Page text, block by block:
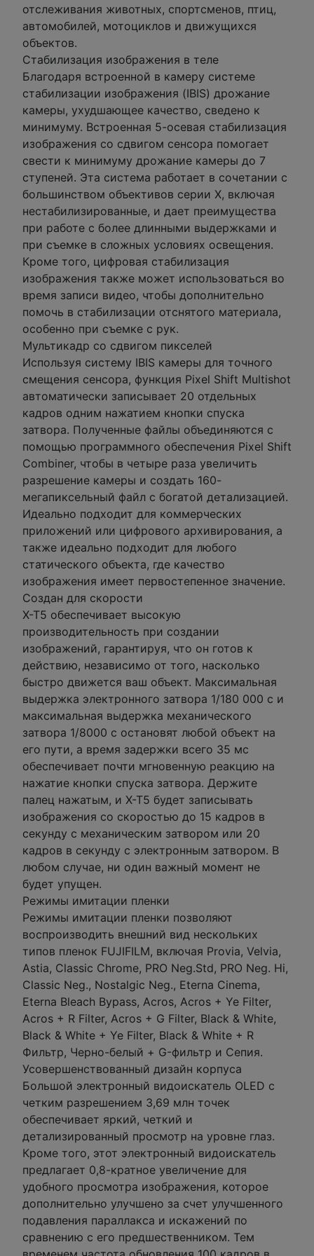
отслеживания животных, спортсменов, птиц,
автомобилей, мотоциклов и движущихся
объектов.
Стабилизация изображения в теле
Благодаря встроенной в камеру системе
стабилизации изображения (IBIS) дрожание
камеры, ухудшающее качество, сведено к
минимуму. Встроенная 5-осевая стабилизация
изображения со сдвигом сенсора помогает
свести к минимуму дрожание камеры до 7
ступеней. Эта система работает в сочетании с
большинством объективов серии X, включая
нестабилизированные, и дает преимущества
при работе с более длинными выдержками и
при съемке в сложных условиях освещения.
Кроме того, цифровая стабилизация
изображения также может использоваться во
время записи видео, чтобы дополнительно
помочь в стабилизации отснятого материала,
особенно при съемке с рук.
Мультикадр со сдвигом пикселей
Используя систему IBIS камеры для точного
смещения сенсора, функция Pixel Shift Multishot
автоматически записывает 20 отдельных
кадров одним нажатием кнопки спуска
затвора. Полученные файлы объединяются с
помощью программного обеспечения Pixel Shift
Combiner, чтобы в четыре раза увеличить
разрешение камеры и создать 160-
мегапиксельный файл с богатой детализацией.
Идеально подходит для коммерческих
приложений или цифрового архивирования, а
также идеально подходит для любого
статического объекта, где качество
изображения имеет первостепенное значение.
Создан для скорости
X-T5 обеспечивает высокую
производительность при создании
изображений, гарантируя, что он готов к
действию, независимо от того, насколько
быстро движется ваш объект. Максимальная
выдержка электронного затвора 1/180 000 с и
максимальная выдержка механического
затвора 1/8000 с остановят любой объект на
его пути, а время задержки всего 35 мс
обеспечивает почти мгновенную реакцию на
нажатие кнопки спуска затвора. Держите
палец нажатым, и X-T5 будет записывать
изображения со скоростью до 15 кадров в
секунду с механическим затвором или 20
кадров в секунду с электронным затвором. В
любом случае, ни один важный момент не
будет упущен.
Режимы имитации пленки
Режимы имитации пленки позволяют
воспроизводить внешний вид нескольких
типов пленок FUJIFILM, включая Provia, Velvia,
Astia, Classic Chrome, PRO Neg.Std, PRO Neg. Hi,
Classic Neg., Nostalgic Neg., Eterna Cinema,
Eterna Bleach Bypass, Acros, Acros + Ye Filter,
Acros + R Filter, Acros + G Filter, Black & White,
Black & White + Ye Filter, Black & White + R
Фильтр, Черно-белый + G-фильтр и Сепия.
Усовершенствованный дизайн корпуса
Большой электронный видоискатель OLED с
четким разрешением 3,69 млн точек
обеспечивает яркий, четкий и
детализированный просмотр на уровне глаз.
Кроме того, этот электронный видоискатель
предлагает 0,8-кратное увеличение для
удобного просмотра изображения, которое
дополнительно улучшено за счет улучшенного
подавления параллакса и искажений по
сравнению с его предшественником. Тем